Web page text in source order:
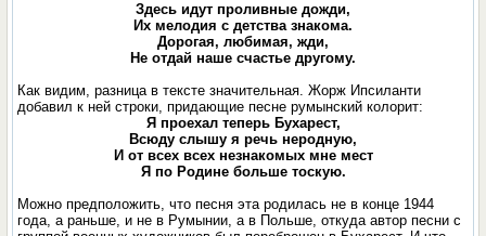
Здесь идут проливные дожди,
Их мелодия с детства знакома.
Дорогая, любимая, жди,
Не отдай наше счастье другому.
Как видим, разница в тексте значительная. Жорж Ипсиланти
добавил к ней строки, придающие песне румынский колорит:
Я проехал теперь Бухарест,
Всюду слышу я речь неродную,
И от всех всех незнакомых мне мест
Я по Родине больше тоскую.
Можно предположить, что песня эта родилась не в конце 1944
года, а раньше, и не в Румынии, а в Польше, откуда автор песни с